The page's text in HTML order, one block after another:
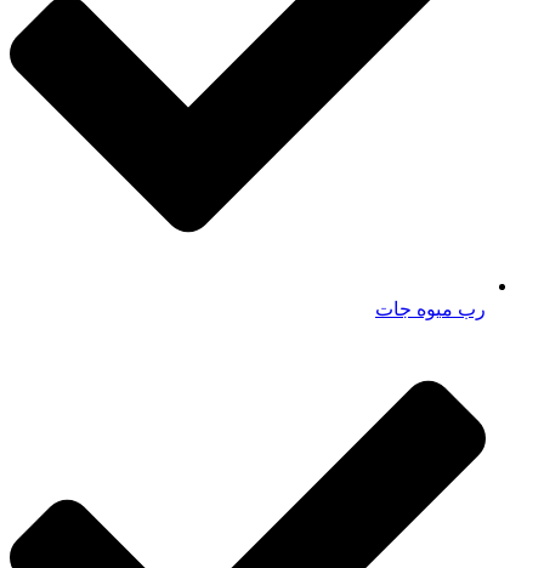
رب میوه جات